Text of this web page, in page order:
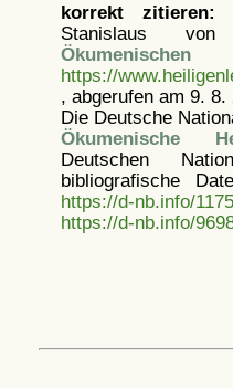
korrekt zitieren:
Stanislaus
Ökumenischen
https://
, abgerufen am 9. 8.
Die Deutsche
Ökumenische
Deutschen
bibliografische
https://d-nb.info/
https://d-nb.info/